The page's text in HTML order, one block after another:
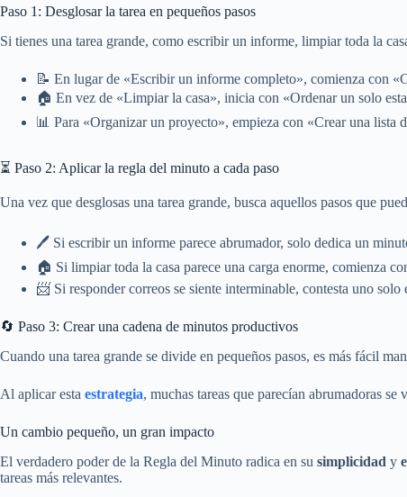
Paso 1: Desglosar la tarea en pequeños pasos
Si tienes una tarea grande, como escribir un informe, limpiar toda la
📝 En lugar de «Escribir un informe completo», comienza con
🏠 En vez de «Limpiar la casa», inicia con «Ordenar un solo
📊 Para «Organizar un proyecto», empieza con «Crear una
⏳ Paso 2: Aplicar la regla del minuto a cada paso
Una vez que desglosas una tarea grande, busca aquellos pasos que
🖊️ Si escribir un informe parece abrumador, solo dedica un
🏠 Si limpiar toda la casa parece una carga enorme, comienza
📨 Si responder correos se siente interminable, contesta uno solo
🔄 Paso 3: Crear una cadena de minutos productivos
Cuando una tarea grande se divide en pequeños pasos, es más fácil
Al aplicar esta estrategia, muchas tareas que parecían abrumadoras se
Un cambio pequeño, un gran impacto
El verdadero poder de la Regla del Minuto radica en su simplicidad y
tareas más relevantes.